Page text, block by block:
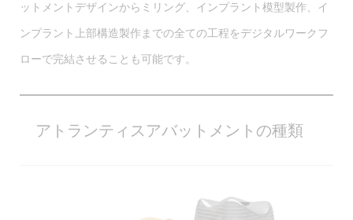
ットメントデザインからミリング、インプラント模型製作、イ
ンプラント上部構造製作までの全ての工程をデジタルワークフ
ローで完結させることも可能です。
アトランティスアバットメントの種類